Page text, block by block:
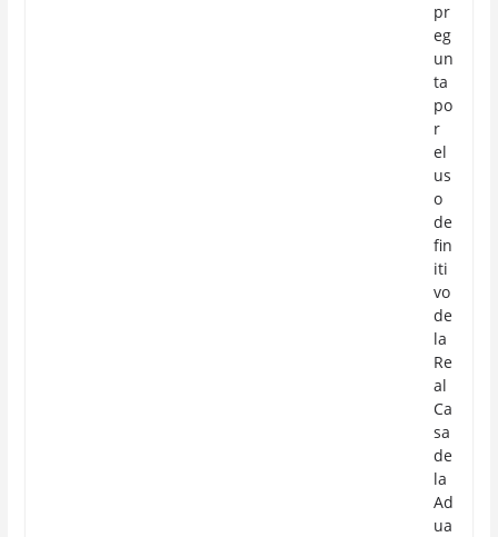
pr
eg
un
ta
po
r
el
us
o
de
fin
iti
vo
de
la
Re
al
Ca
sa
de
la
Ad
ua